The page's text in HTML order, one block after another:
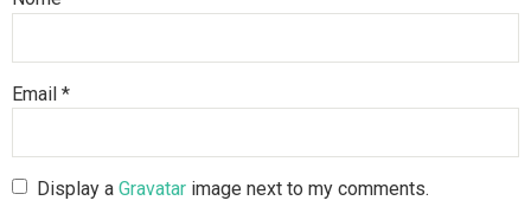
Email *
Display aGravatar image next to my comments.